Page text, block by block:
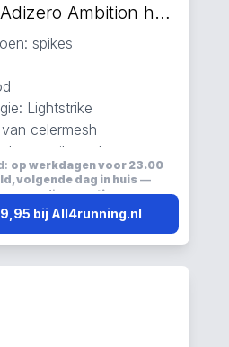
Adidas Adizero Ambition hardloopschoenen rood
spikes
Lightstrike
celermesh
ventilerend en
op werkdagen voor 23.00
volgende dag in huis —
verzending:gratis
bij All4running.nl